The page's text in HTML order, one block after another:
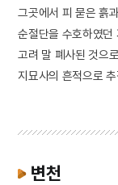
그곳에서 피 묻은 흙
순절단을 수호하였던
고려 말 폐사된 것으
지묘사의 흔적으로
변천